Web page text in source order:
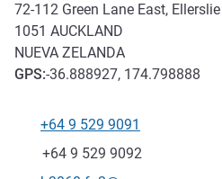
72-112 Green Lane East, Ellerslie
1051 AUCKLAND
NUEVA ZELANDA
GPS:-36.888927, 174.798888
Teléfono
+64 9 529 9091
Fax
+64 9 529 9092